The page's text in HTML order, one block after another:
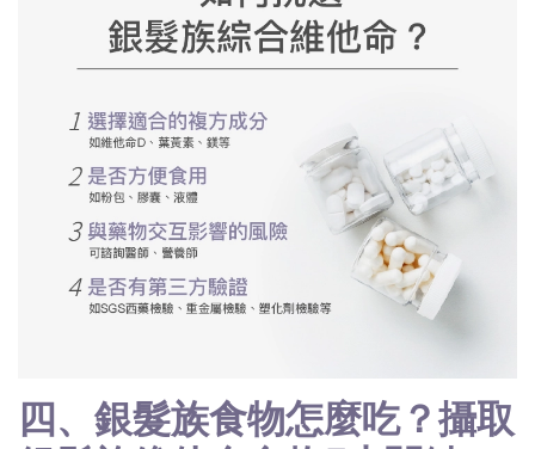
四、銀髮族食物怎麼吃？攝取